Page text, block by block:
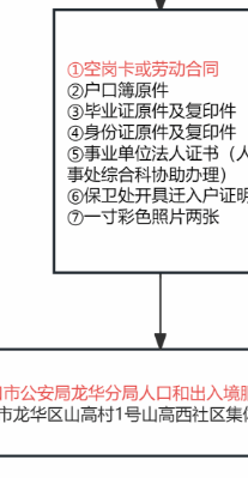
选择是否迁入学校
型户籍迁入所需材